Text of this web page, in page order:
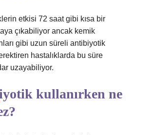
etkisi 72 saat gibi kısa bir
çıkabiliyor ancak kemik
gibi uzun süreli antibiyotik
hastalıklarda bu süre
uzayabiliyor.
kullanırken ne